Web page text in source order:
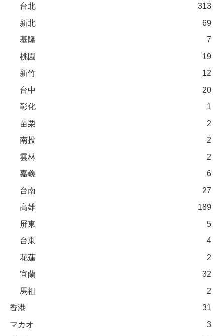
台北
313
新北
69
基隆
7
桃園
19
新竹
12
台中
20
彰化
1
苗栗
2
南投
2
雲林
2
嘉義
6
台南
27
高雄
189
屏東
5
台東
4
花蓮
2
宜蘭
32
馬祖
2
香港
31
マカオ
3